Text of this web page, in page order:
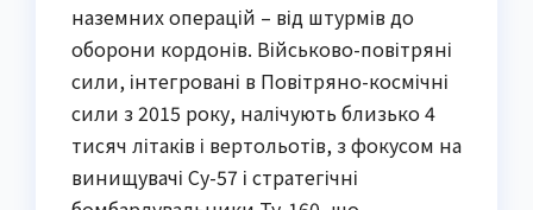
наземних операцій – від штурмів до
оборони кордонів. Військово-повітряні
сили, інтегровані в Повітряно-космічні
сили з 2015 року, налічують близько 4
тисяч літаків і вертольотів, з фокусом на
винищувачі Су-57 і стратегічні